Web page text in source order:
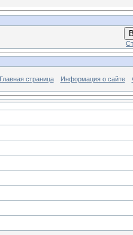
Главная страница Информация о сайте